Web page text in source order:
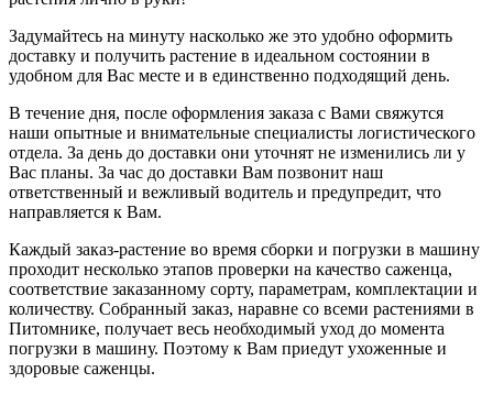
Задумайтесь на минуту насколько же это удобно оформить
доставку и получить растение в идеальном состоянии в
удобном для Вас месте и в единственно подходящий день.
В течение дня, после оформления заказа с Вами свяжутся
наши опытные и внимательные специалисты логистического
отдела. За день до доставки они уточнят не изменились ли у
Вас планы. За час до доставки Вам позвонит наш
ответственный и вежливый водитель и предупредит, что
направляется к Вам.
Каждый заказ-растение во время сборки и погрузки в машину
проходит несколько этапов проверки на качество саженца,
соответствие заказанному сорту, параметрам, комплектации и
количеству. Собранный заказ, наравне со всеми растениями в
Питомнике, получает весь необходимый уход до момента
погрузки в машину. Поэтому к Вам приедут ухоженные и
здоровые саженцы.